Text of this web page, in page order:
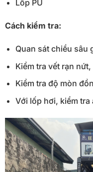
Lốp PU
Cách kiểm tra:
Quan sát chiều sâu
Kiểm tra vết rạn
Kiểm tra độ mòn
Với lốp hơi, kiểm tra